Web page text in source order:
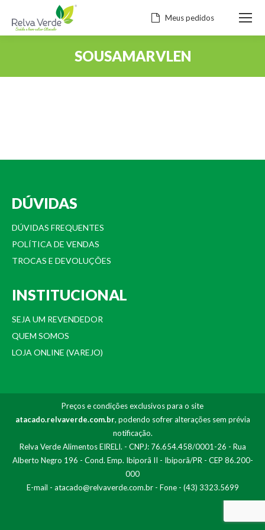
Meus pedidos
SOUSAMARVLEN
DÚVIDAS
DÚVIDAS FREQUENTES
POLÍTICA DE VENDAS
TROCAS E DEVOLUÇÕES
INSTITUCIONAL
SEJA UM REVENDEDOR
QUEM SOMOS
LOJA ONLINE (VAREJO)
Preços e condições exclusivos para o site
atacado.relvaverde.com.br, podendo sofrer alterações sem prévia
notificação.
Relva Verde Alimentos EIRELI. - CNPJ: 76.654.458/0001-26 - Rua
Alberto Negro 196 - Cond. Emp. Ibiporã II - Ibiporã/PR - CEP 86.200-
000
E-mail - atacado@relvaverde.com.br- Fone - (43) 3323.5699